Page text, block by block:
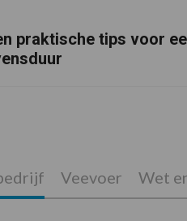
praktische tips voor
Veevoer Wet